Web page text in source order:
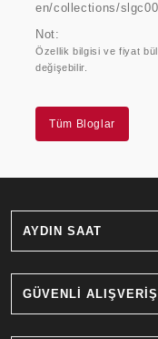
en/collections/
Not:
Özellik bilgisi ve fiyat
değişebilir.
Tüm Bloglar
AYDIN SAAT
GÜVENLİ ALIŞVERİŞ